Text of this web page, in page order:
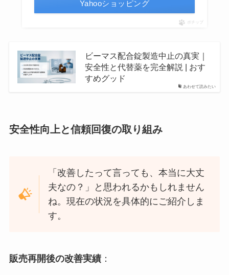
Yahooショッピング
ポチップ
あわせて読みたい
ビーマス配合錠製造中止の真実｜
安全性と代替薬を完全解説 | おす
すめグッド
安全性向上と信頼回復の取り組み
「改善したって言っても、本当に大丈
夫なの？」と思われるかもしれません
ね。現在の状況を具体的にご紹介しま
す。
販売再開後の改善実績：